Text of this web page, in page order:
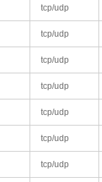
tcp/udp
tcp/udp
tcp/udp
tcp/udp
tcp/udp
tcp/udp
tcp/udp